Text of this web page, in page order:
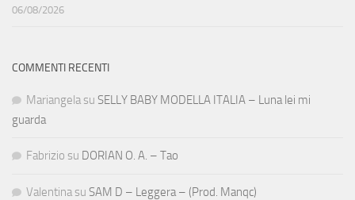
06/08/2026
COMMENTI RECENTI
Mariangela su SELLY BABY MODELLA ITALIA – Luna lei mi
guarda
Fabrizio su DORIAN O. A. – Tao
Valentina su SAM D – Leggera – (Prod. Manqc)